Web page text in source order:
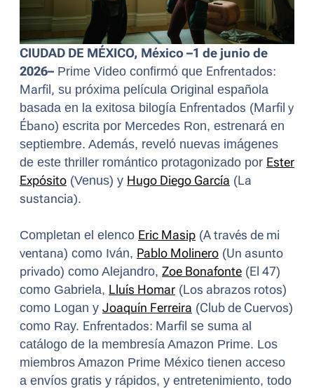
CIUDAD DE MÉXICO, México –1 de junio de
2026– Prime Video confirmó que Enfrentados:
Marfil, su próxima película Original española
basada en la exitosa bilogía Enfrentados (Marfil y
Ébano) escrita por Mercedes Ron, estrenará en
septiembre. Además, reveló nuevas imágenes
de este thriller romántico protagonizado por Ester
Expósito (Venus) y Hugo Diego García (La
sustancia).
Completan el elenco Eric Masip (A través de mi
ventana) como Iván, Pablo Molinero (Un asunto
privado) como Alejandro, Zoe Bonafonte (El 47)
como Gabriela, Lluís Homar (Los abrazos rotos)
como Logan y Joaquín Ferreira (Club de Cuervos)
como Ray. Enfrentados: Marfil se suma al
catálogo de la membresía Amazon Prime. Los
miembros Amazon Prime México tienen acceso
a envíos gratis y rápidos, y entretenimiento, todo